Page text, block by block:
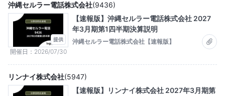
提供
開催日 2026/07/30
沖縄セルラー電話株式会社(9436)
【速報版】沖縄セルラー電話株式会社 2027
年3月期第1四半期決算説明
沖縄セルラー電話株式会社【速報版】
リンナイ株式会社(5947)
【速報版】リンナイ株式会社 2027年3月期第